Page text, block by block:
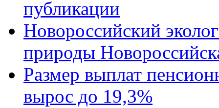
публикации
Новороссийский
природы
Размер выплат
вырос до 19,3%